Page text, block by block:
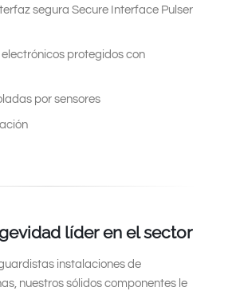
segura Secure Interface Pulser
protegidos con
por sensores
líder en el sector
instalaciones de
nuestros sólidos componentes le